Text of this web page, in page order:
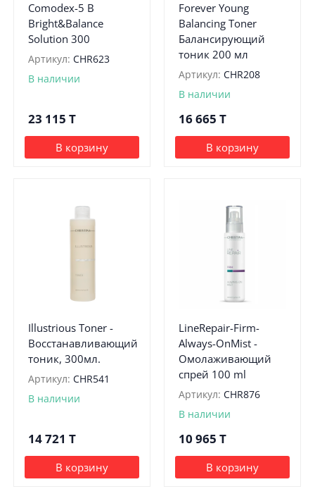
Comodex-5 B
Bright&Balance
Solution 300
Артикул: CHR623
В наличии
23 115 T
В корзину
Forever Young
Balancing Toner
Балансирующий
тоник 200 мл
Артикул: CHR208
В наличии
16 665 T
В корзину
Illustrious Toner -
Восстанавливающий
тоник, 300мл.
Артикул: CHR541
В наличии
14 721 T
В корзину
LineRepair-Firm-
Always-OnMist -
Омолаживающий
спрей 100 ml
Артикул: CHR876
В наличии
10 965 T
В корзину